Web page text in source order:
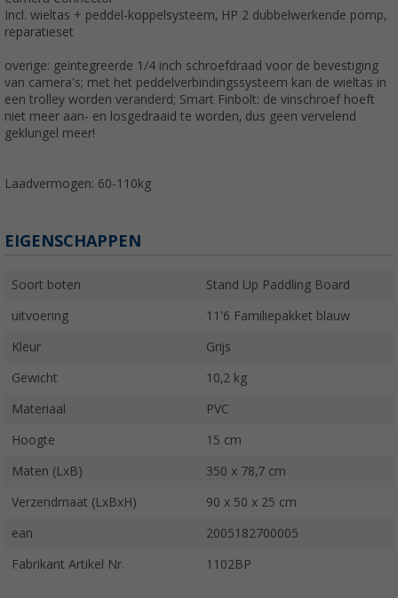
Incl. wieltas + peddel-koppelsysteem, HP 2 dubbelwerkende pomp,
reparatieset
overige: geïntegreerde 1/4 inch schroefdraad voor de bevestiging
van camera's; met het peddelverbindingssysteem kan de wieltas in
een trolley worden veranderd; Smart Finbolt: de vinschroef hoeft
niet meer aan- en losgedraaid te worden, dus geen vervelend
geklungel meer!
Laadvermogen: 60-110kg
EIGENSCHAPPEN
Soort boten Stand Up Paddling Board
uitvoering 11'6 Familiepakket blauw
Kleur Grijs
Gewicht 10,2 kg
Materiaal PVC
Hoogte 15 cm
Maten (LxB) 350 x 78,7 cm
Verzendmaat (LxBxH) 90 x 50 x 25 cm
ean 2005182700005
Fabrikant Artikel Nr. 1102BP